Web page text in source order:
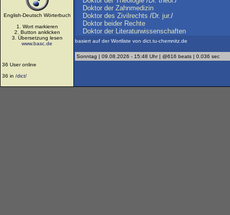
English-Deutsch Wörterbuch
1. Wort markieren
2. Button anklicken
3. Übersetzung lesen
www.basc.de
36 User online
36 in /dict/
Doktor der Zahnmedizin
Doktor des Zivilrechts /Dr. jur./
Doktor beider Rechte
Doktor der Literaturwissenschaften
basiert auf der Wortliste von dict.tu-chemnitz.de
Sonntag | 09.08.2026 - 15:48 Uhr | @616 beats | 0.036 sec